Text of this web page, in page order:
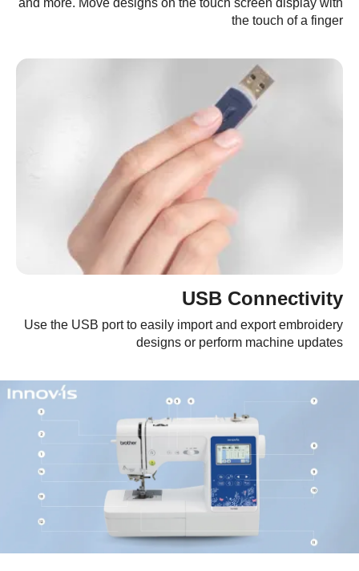
the touch of a finger
USB Connectivity
Use the USB port to easily import and export embroidery
designs or perform machine updates